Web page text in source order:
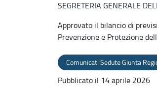
SEGRETERIA GENERALE
Approvato il bilancio di
Prevenzione e Protezione
Comunicati Sedute Giunta
Pubblicato il 14 aprile 2026